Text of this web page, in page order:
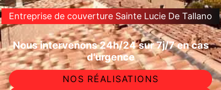
Entreprise de couverture Sainte Lucie De Tallano
Nous intervenons 24h/24 sur 7j/7 en cas
d'urgence
NOS RÉALISATIONS